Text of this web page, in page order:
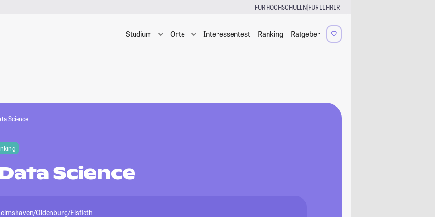
FÜR HOCHSCHULEN|FÜR LEHRER
Studium Orte Interessentest Ranking Ratgeber
Science
Science
Oldenburg/Elsfleth